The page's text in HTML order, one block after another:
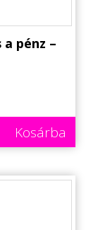
pénz –
Kosárba